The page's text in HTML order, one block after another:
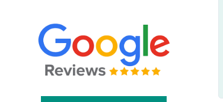
Esperienza positiva! Il ricambio è
esattamente come ben indicato nel sito.
Consegna veloce e comoda, dopo la
sostituzione e una profonda pulizia ora la
cappa è come nuova! Grazie